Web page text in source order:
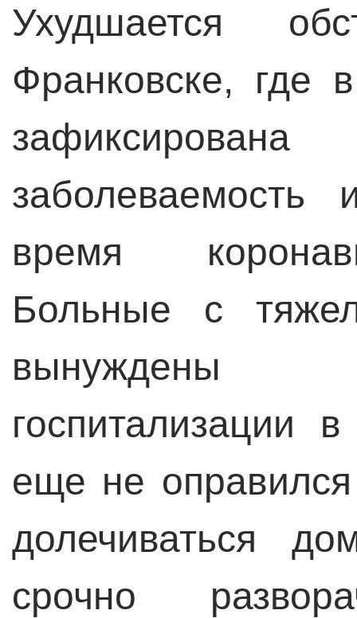
Ухудшается
Франковске, где
время
Больные с
вынуждены
госпитализации
еще не
долечиваться
срочно